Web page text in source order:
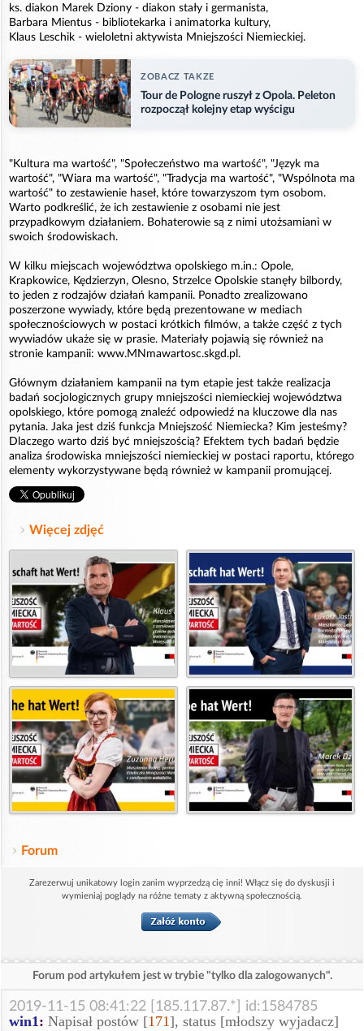
ks. diakon Marek Dziony - diakon stały i germanista,
Barbara Mientus - bibliotekarka i animatorka kultury,
Klaus Leschik - wieloletni aktywista Mniejszości Niemieckiej.
ZOBACZ TAKZE
Tour de Pologne ruszył z Opola. Peleton
rozpoczął kolejny etap wyścigu
"Kultura ma wartość", "Społeczeństwo ma wartość", "Język ma
wartość", "Wiara ma wartość", "Tradycja ma wartość", "Wspólnota ma
wartość" to zestawienie haseł, które towarzyszom tym osobom.
Warto podkreślić, że ich zestawienie z osobami nie jest
przypadkowym działaniem. Bohaterowie są z nimi utożsamiani w
swoich środowiskach.
W kilku miejscach województwa opolskiego m.in.: Opole,
Krapkowice, Kędzierzyn, Olesno, Strzelce Opolskie stanęły bilbordy,
to jeden z rodzajów działań kampanii. Ponadto zrealizowano
poszerzone wywiady, które będą prezentowane w mediach
społecznościowych w postaci krótkich filmów, a także część z tych
wywiadów ukaże się w prasie. Materiały pojawią się również na
stronie kampanii: www.MNmawartosc.skgd.pl.
Głównym działaniem kampanii na tym etapie jest także realizacja
badań socjologicznych grupy mniejszości niemieckiej województwa
opolskiego, które pomogą znaleźć odpowiedź na kluczowe dla nas
pytania. Jaka jest dziś funkcja Mniejszość Niemiecka? Kim jesteśmy?
Dlaczego warto dziś być mniejszością? Efektem tych badań będzie
analiza środowiska mniejszości niemieckiej w postaci raportu, którego
elementy wykorzystywane będą również w kampanii promującej.
Więcej zdjęć
Forum
Zarezerwuj unikatowy login zanim wyprzedzą cię inni! Włącz się do dyskusji i
wymieniaj poglądy na różne tematy z aktywną społecznością.
Forum pod artykułem jest w trybie "tylko dla zalogowanych".
2019-11-15 08:41:22 [185.117.87.*] id:1584785
win1: Napisał postów [171], status [młodszy wyjadacz]